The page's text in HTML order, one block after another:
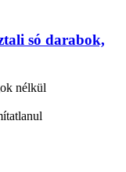
só darabok,
nélkül